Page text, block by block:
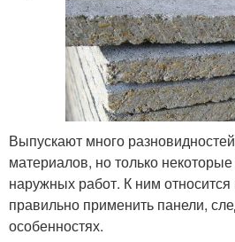
Выпускают много
материалов, но только
наружных работ. К ним
правильно применить панели,
особенностях.